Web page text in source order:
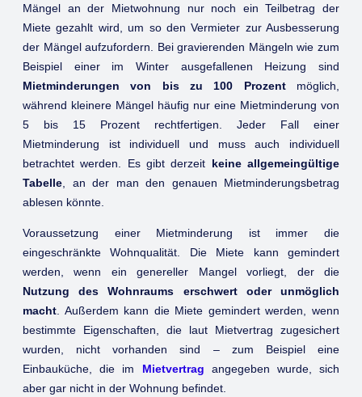
Mängel an der Mietwohnung nur noch ein Teilbetrag der
Miete gezahlt wird, um so den Vermieter zur Ausbesserung
der Mängel aufzufordern. Bei gravierenden Mängeln wie zum
Beispiel einer im Winter ausgefallenen Heizung sind
Mietminderungen von bis zu 100 Prozentmöglich,
während kleinere Mängel häufig nur eine Mietminderung von
5 bis 15 Prozent rechtfertigen. Jeder Fall einer
Mietminderung ist individuell und muss auch individuell
betrachtet werden. Es gibt derzeit keine allgemeingültige
Tabelle , an der man den genauen Mietminderungsbetrag
ablesen könnte.
Voraussetzung einer Mietminderung ist immer die
eingeschränkte Wohnqualität. Die Miete kann gemindert
werden, wenn ein genereller Mangel vorliegt, der die
Nutzung des Wohnraums erschwert oder unmöglich
macht . Außerdem kann die Miete gemindert werden, wenn
bestimmte Eigenschaften, die laut Mietvertrag zugesichert
wurden, nicht vorhanden sind – zum Beispiel eine
Einbauküche, die im Mietvertrag angegeben wurde, sich
aber gar nicht in der Wohnung befindet.